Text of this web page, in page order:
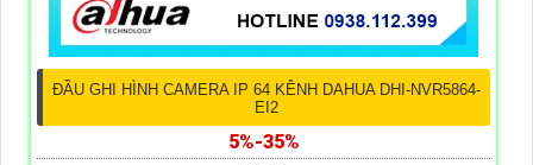
ĐẦU GHI HÌNH CAMERA IP 64 KÊNH DAHUA DHI-NVR5864-
EI2
5%-35%